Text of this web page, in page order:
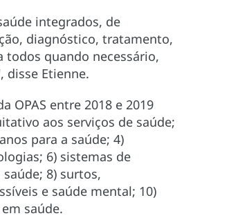
integrados, de
diagnóstico, tratamento,
todos quando necessário,
disse Etienne.
OPAS entre 2018 e 2019
aos serviços de saúde;
para a saúde; 4)
6) sistemas de
8) surtos,
e saúde mental; 10)
saúde.